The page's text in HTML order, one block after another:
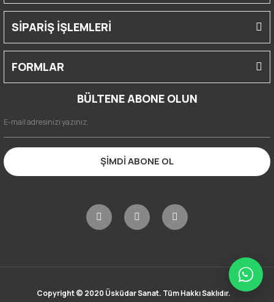
SİPARİŞ İŞLEMLERİ
FORMLAR
BÜLTENE ABONE OLUN
ŞİMDİ ABONE OL
Copyright © 2020 Üsküdar Sanat. Tüm Hakkı Saklıdır.